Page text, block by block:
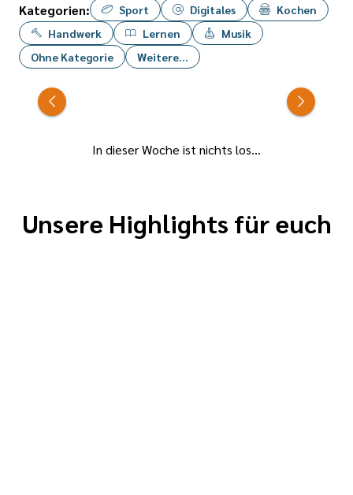
Kategorien: Sport Digitales
Kochen
Handwerk
Lernen
Musik
Ohne Kategorie
Weitere...
In dieser Woche ist nichts los...
Unsere Highlights für euch